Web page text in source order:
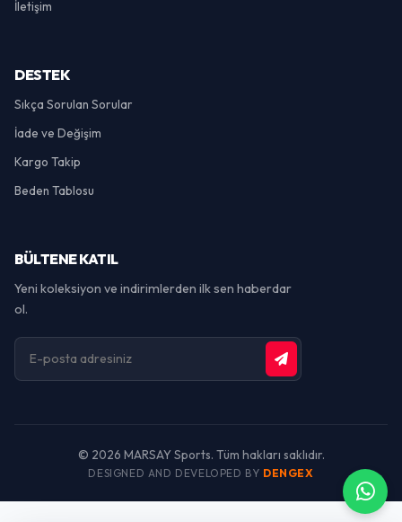
İletişim
DESTEK
Sıkça Sorulan Sorular
İade ve Değişim
Kargo Takip
Beden Tablosu
BÜLTENE KATIL
Yeni koleksiyon ve indirimlerden ilk sen haberdar
ol.
© 2026 MARSAY Sports. Tüm hakları saklıdır.
DESIGNED AND DEVELOPED BY DENGEX